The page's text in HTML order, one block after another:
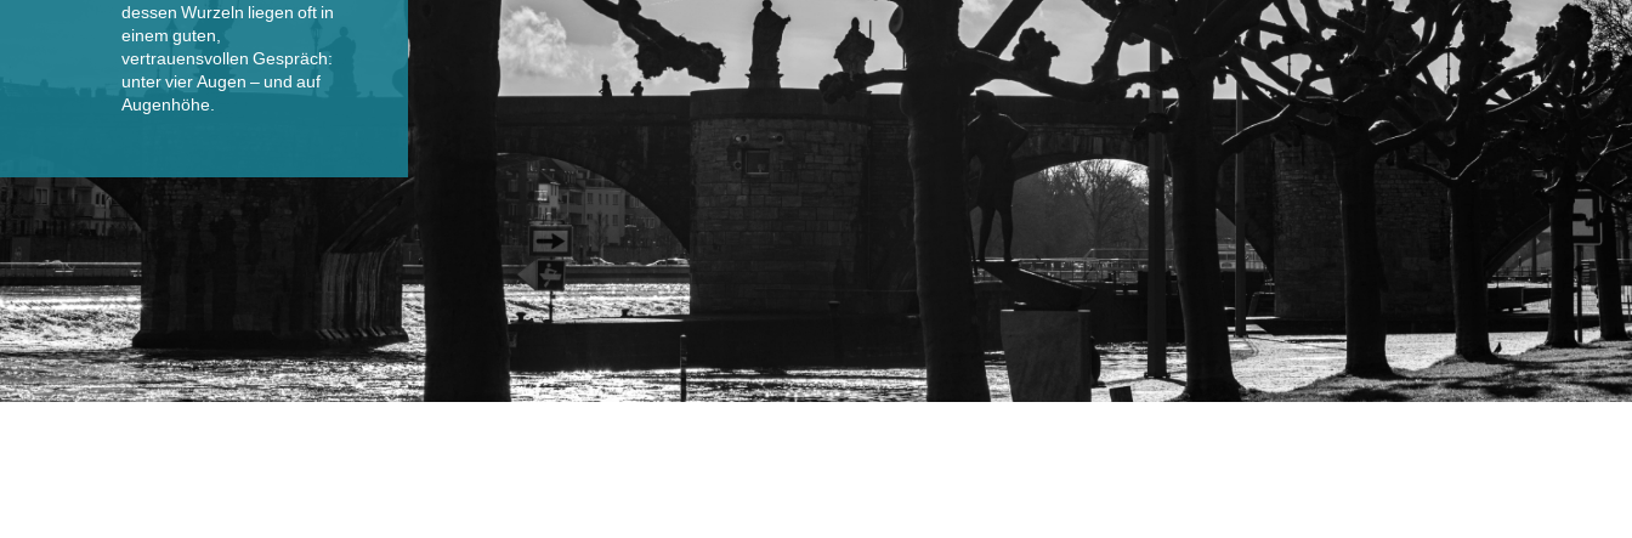
dessen Wurzeln liegen oft in
einem guten,
vertrauensvollen Gespräch:
unter vier Augen – und auf
Augenhöhe.